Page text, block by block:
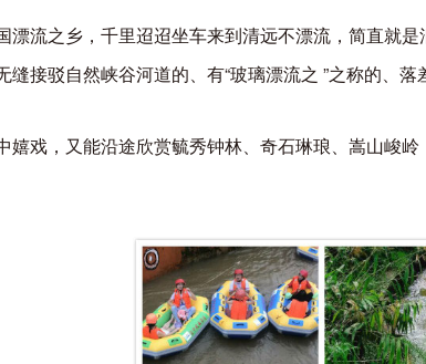
漂流之乡，千里迢迢坐车来到清远不漂流，简直就
缝接驳自然峡谷河道的、有“玻璃漂流之 ”之称的、落
嬉戏，又能沿途欣赏毓秀钟林、奇石琳琅、嵩山峻